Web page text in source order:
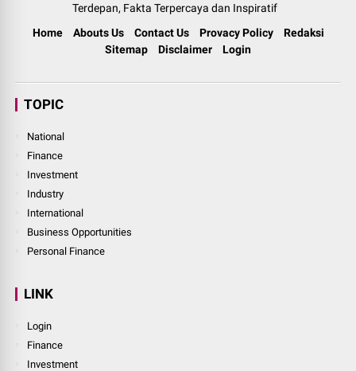
Terdepan, Fakta Terpercaya dan Inspiratif
Home
Abouts Us Contact Us Provacy Policy
Redaksi
Sitemap
Disclaimer Login
TOPIC
National
Finance
Investment
Industry
International
Business Opportunities
Personal Finance
LINK
Login
Finance
Investment